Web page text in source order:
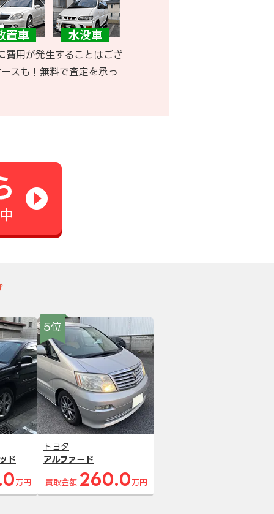
費用が発生することはござ
スも！無料で査定を承っ
ド
万円
5位
トヨタ
アルファード
買取金額 260.0 万円